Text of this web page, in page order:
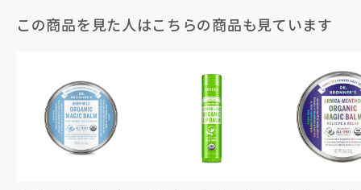
この商品を見た人はこちらの商品も見ています